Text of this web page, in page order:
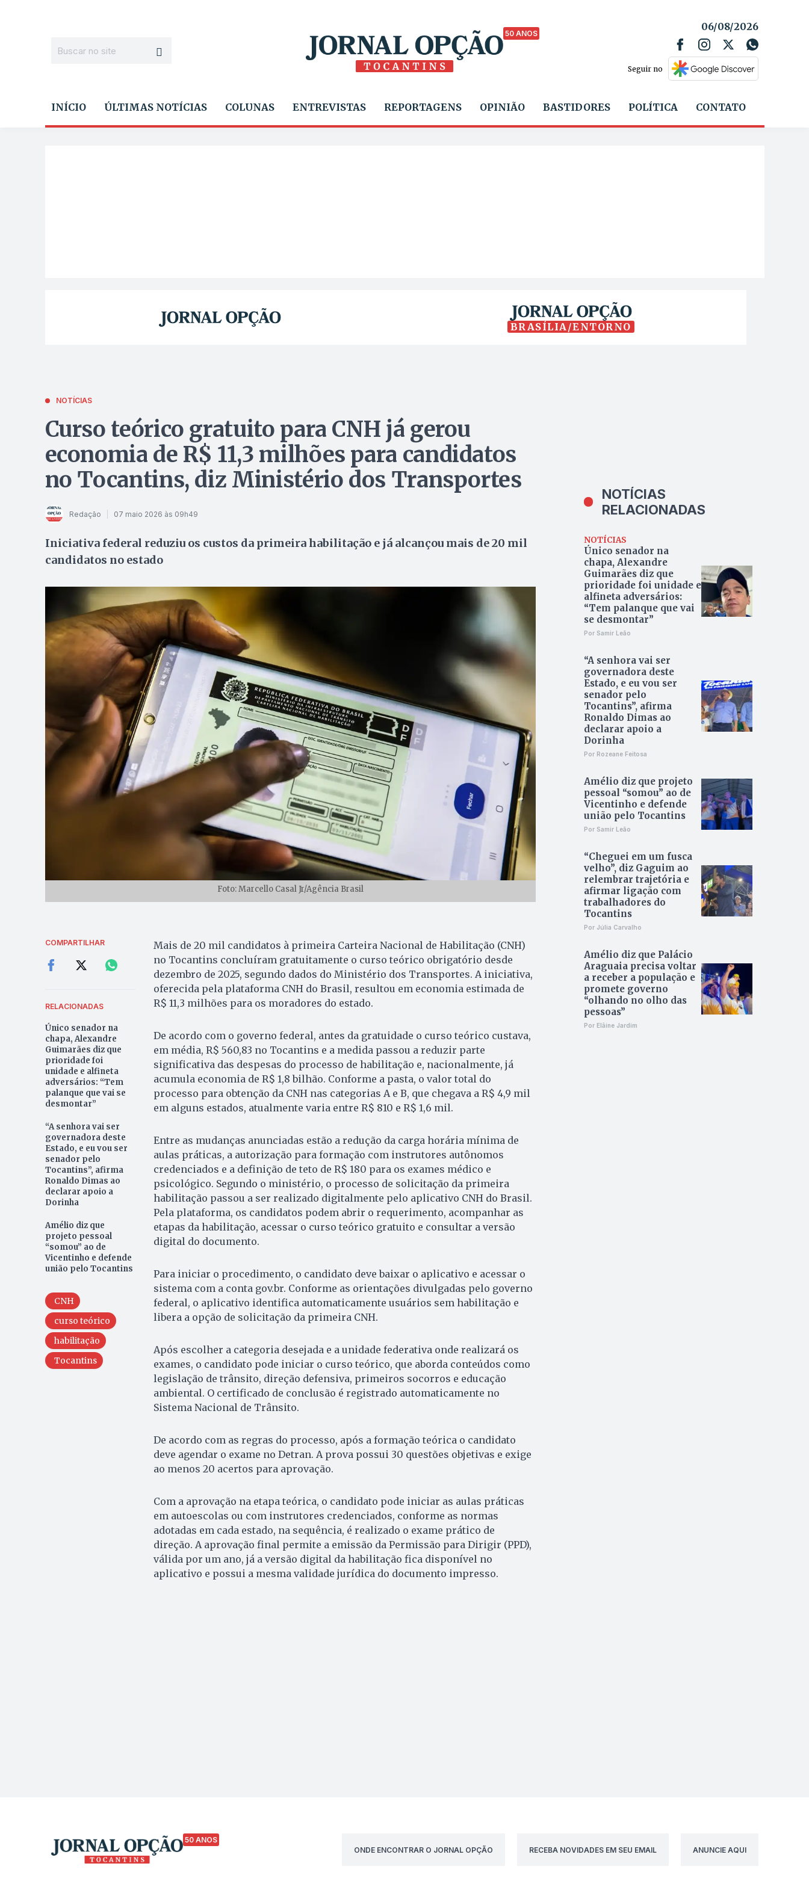
50 ANOS
06/08/2026
Seguir no
INÍCIO ÚLTIMAS NOTÍCIAS COLUNAS ENTREVISTAS REPORTAGENS OPINIÃO BASTIDORES POLÍTICA CONTATO
BRASÍLIA/ENTORNO
NOTÍCIAS
Curso teórico gratuito para CNH já gerou
economia de R$ 11,3 milhões para candidatos
no Tocantins, diz Ministério dos Transportes
Redação 07 maio 2026 às 09h49
Iniciativa federal reduziu os custos da primeira habilitação e já alcançou mais de 20 mil
candidatos no estado
Foto: Marcello Casal Jr/Agência Brasil
COMPARTILHAR
RELACIONADAS
Único senador na
chapa, Alexandre
Guimarães diz que
prioridade foi
unidade e alfineta
adversários: “Tem
palanque que vai se
desmontar”
“A senhora vai ser
governadora deste
Estado, e eu vou ser
senador pelo
Tocantins”, afirma
Ronaldo Dimas ao
declarar apoio a
Dorinha
Amélio diz que
projeto pessoal
“somou” ao de
Vicentinho e defende
união pelo Tocantins
CNH
curso teórico
habilitação
Tocantins
Mais de 20 mil candidatos à primeira Carteira Nacional de Habilitação (CNH)
no Tocantins concluíram gratuitamente o curso teórico obrigatório desde
dezembro de 2025, segundo dados do Ministério dos Transportes. A iniciativa,
oferecida pela plataforma CNH do Brasil, resultou em economia estimada de
R$ 11,3 milhões para os moradores do estado.
De acordo com o governo federal, antes da gratuidade o curso teórico custava,
em média, R$ 560,83 no Tocantins e a medida passou a reduzir parte
significativa das despesas do processo de habilitação e, nacionalmente, já
acumula economia de R$ 1,8 bilhão. Conforme a pasta, o valor total do
processo para obtenção da CNH nas categorias A e B, que chegava a R$ 4,9 mil
em alguns estados, atualmente varia entre R$ 810 e R$ 1,6 mil.
Entre as mudanças anunciadas estão a redução da carga horária mínima de
aulas práticas, a autorização para formação com instrutores autônomos
credenciados e a definição de teto de R$ 180 para os exames médico e
psicológico. Segundo o ministério, o processo de solicitação da primeira
habilitação passou a ser realizado digitalmente pelo aplicativo CNH do Brasil.
Pela plataforma, os candidatos podem abrir o requerimento, acompanhar as
etapas da habilitação, acessar o curso teórico gratuito e consultar a versão
digital do documento.
Para iniciar o procedimento, o candidato deve baixar o aplicativo e acessar o
sistema com a conta gov.br. Conforme as orientações divulgadas pelo governo
federal, o aplicativo identifica automaticamente usuários sem habilitação e
libera a opção de solicitação da primeira CNH.
Após escolher a categoria desejada e a unidade federativa onde realizará os
exames, o candidato pode iniciar o curso teórico, que aborda conteúdos como
legislação de trânsito, direção defensiva, primeiros socorros e educação
ambiental. O certificado de conclusão é registrado automaticamente no
Sistema Nacional de Trânsito.
De acordo com as regras do processo, após a formação teórica o candidato
deve agendar o exame no Detran. A prova possui 30 questões objetivas e exige
ao menos 20 acertos para aprovação.
Com a aprovação na etapa teórica, o candidato pode iniciar as aulas práticas
em autoescolas ou com instrutores credenciados, conforme as normas
adotadas em cada estado, na sequência, é realizado o exame prático de
direção. A aprovação final permite a emissão da Permissão para Dirigir (PPD),
válida por um ano, já a versão digital da habilitação fica disponível no
aplicativo e possui a mesma validade jurídica do documento impresso.
NOTÍCIAS
RELACIONADAS
NOTÍCIAS
Único senador na
chapa, Alexandre
Guimarães diz que
prioridade foi unidade e
alfineta adversários:
“Tem palanque que vai
se desmontar”
Por Samir Leão
“A senhora vai ser
governadora deste
Estado, e eu vou ser
senador pelo
Tocantins”, afirma
Ronaldo Dimas ao
declarar apoio a
Dorinha
Por Rozeane Feitosa
Amélio diz que projeto
pessoal “somou” ao de
Vicentinho e defende
união pelo Tocantins
Por Samir Leão
“Cheguei em um fusca
velho”, diz Gaguim ao
relembrar trajetória e
afirmar ligação com
trabalhadores do
Tocantins
Por Júlia Carvalho
Amélio diz que Palácio
Araguaia precisa voltar
a receber a população e
promete governo
“olhando no olho das
pessoas”
Por Elâine Jardim
50 ANOS
ONDE ENCONTRAR O JORNAL OPÇÃO
RECEBA NOVIDADES EM SEU EMAIL ANUNCIE AQUI